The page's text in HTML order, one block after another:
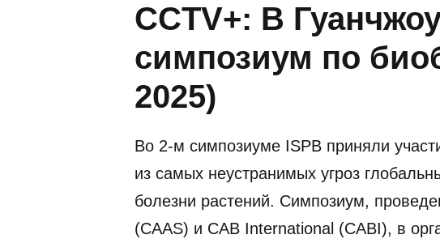
CCTV+: В
симпозиум по
2025)
Во 2-м симпозиуме ISPB приняли
из самых неустранимых угроз
болезни растений. Симпозиум,
(CAAS) и CAB International (CABI), в